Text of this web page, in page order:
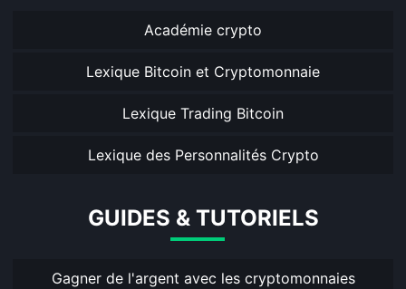
Académie crypto
Lexique Bitcoin et Cryptomonnaie
Lexique Trading Bitcoin
Lexique des Personnalités Crypto
GUIDES & TUTORIELS
Gagner de l'argent avec les cryptomonnaies